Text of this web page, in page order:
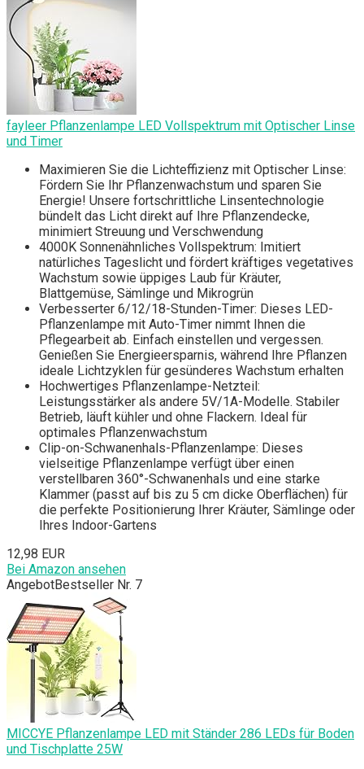
fayleer Pflanzenlampe LED Vollspektrum mit Optischer Linse
und Timer
Maximieren Sie die Lichteffizienz mit Optischer Linse:
Fördern Sie Ihr Pflanzenwachstum und sparen Sie
Energie! Unsere fortschrittliche Linsentechnologie
bündelt das Licht direkt auf Ihre Pflanzendecke,
minimiert Streuung und Verschwendung
4000K Sonnenähnliches Vollspektrum: Imitiert
natürliches Tageslicht und fördert kräftiges vegetatives
Wachstum sowie üppiges Laub für Kräuter,
Blattgemüse, Sämlinge und Mikrogrün
Verbesserter 6/12/18-Stunden-Timer: Dieses LED-
Pflanzenlampe mit Auto-Timer nimmt Ihnen die
Pflegearbeit ab. Einfach einstellen und vergessen.
Genießen Sie Energieersparnis, während Ihre Pflanzen
ideale Lichtzyklen für gesünderes Wachstum erhalten
Hochwertiges Pflanzenlampe-Netzteil:
Leistungsstärker als andere 5V/1A-Modelle. Stabiler
Betrieb, läuft kühler und ohne Flackern. Ideal für
optimales Pflanzenwachstum
Clip-on-Schwanenhals-Pflanzenlampe: Dieses
vielseitige Pflanzenlampe verfügt über einen
verstellbaren 360°-Schwanenhals und eine starke
Klammer (passt auf bis zu 5 cm dicke Oberflächen) für
die perfekte Positionierung Ihrer Kräuter, Sämlinge oder
Ihres Indoor-Gartens
12,98 EUR
Bei Amazon ansehen
AngebotBestseller Nr. 7
MICCYE Pflanzenlampe LED mit Ständer 286 LEDs für Boden
und Tischplatte 25W